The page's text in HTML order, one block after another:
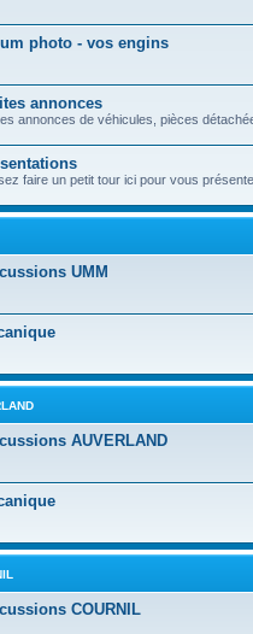
photo - vos engins
annonces
annonces de véhicules, pièces
faire un petit tour ici pour vous
UMM
AUVERLAND
COURNIL